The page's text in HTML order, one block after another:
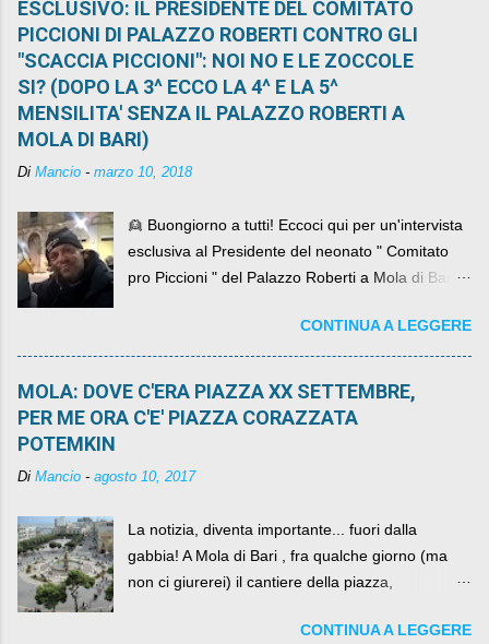
ESCLUSIVO: IL PRESIDENTE DEL COMITATO
PICCIONI DI PALAZZO ROBERTI CONTRO GLI
"SCACCIA PICCIONI": NOI NO E LE ZOCCOLE
SI? (DOPO LA 3^ ECCO LA 4^ E LA 5^
MENSILITA' SENZA IL PALAZZO ROBERTI A
MOLA DI BARI)
Di Mancio - marzo 10, 2018
👱 Buongiorno a tutti! Eccoci qui per un'intervista
esclusiva al Presidente del neonato " Comitato
pro Piccioni " del Palazzo Roberti a Mola di Bari ,
come definirlo... signor?....CONTINUA A LEGGERE
MOLA: DOVE C'ERA PIAZZA XX SETTEMBRE,
PER ME ORA C'E' PIAZZA CORAZZATA
POTEMKIN
Di Mancio - agosto 10, 2017
La notizia, diventa importante... fuori dalla
gabbia! A Mola di Bari , fra qualche giorno (ma
non ci giurerei) il cantiere della piazza,
per un numero esorbitante di mesi, non ci sarà
CONTINUA A LEGGERE